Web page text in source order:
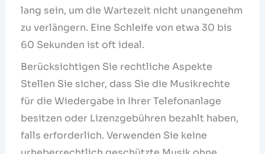
lang sein, um die Wartezeit nicht unangenehm
zu verlängern. Eine Schleife von etwa 30 bis
60 Sekunden ist oft ideal.
Berücksichtigen Sie rechtliche Aspekte
Stellen Sie sicher, dass Sie die Musikrechte
für die Wiedergabe in Ihrer Telefonanlage
besitzen oder Lizenzgebühren bezahlt haben,
falls erforderlich. Verwenden Sie keine